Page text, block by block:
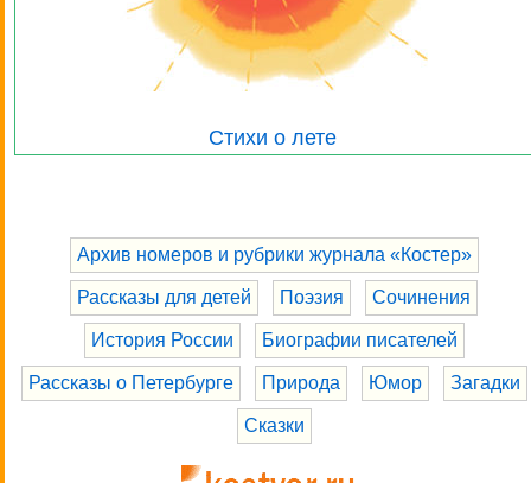
Стихи о лете
Архив номеров и рубрики журнала «Костер»
Рассказы для детей Поэзия Сочинения
История России Биографии писателей
Рассказы о Петербурге Природа Юмор Загадки
Сказки